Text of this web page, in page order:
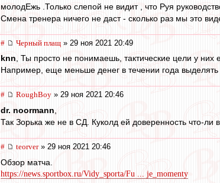
молодЕжь .Только слепой не видит , что Руя
Смена тренера ничего не даст - сколько раз мы это
# Черный плащ » 29 ноя 2021 20:49
knn, Ты просто не понимаешь, тактические цели у них
Например, еще меньше денег в течении года
# RoughBoy » 29 ноя 2021 20:46
dr. noormann
Так Зорька же не в СД. Куколд ей доверенность что-ли
# teorver» 29 ноя 2021 20:46
Обзор матча.
https://news.sportbox.ru/Vidy_sporta/Fu ... je_momenty